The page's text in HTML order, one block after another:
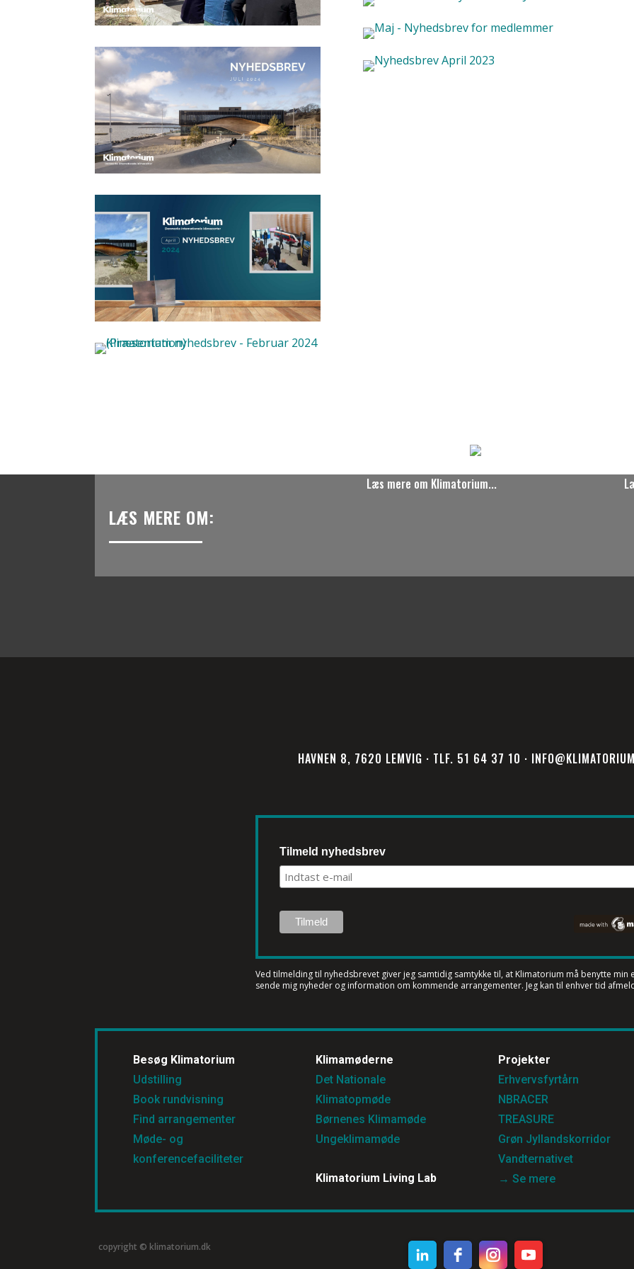
LÆS MERE OM:
Læs mere om Klimatorium...
HAVNEN 8, 7620 LEMVIG · TLF. 51 64 37 10 ·
Tilmeld nyhedsbrev
Ved tilmelding til nyhedsbrevet giver jeg samtidig samtykke til, at Klimatorium må benytte min
sende mig nyheder og information om kommende arrangementer. Jeg kan til enhver tid
Besøg Klimatorium
Udstilling
Book rundvisning
Find arrangementer
Møde- og
konferencefaciliteter
Klimamøderne
Det Nationale
Klimatopmøde
Børnenes Klimamøde
Ungeklimamøde
Klimatorium Living Lab
Projekter
Erhvervsfyrtårn
NBRACER
TREASURE
Grøn Jyllandskorridor
Vandternativet
→ Se mere
copyright © klimatorium.dk